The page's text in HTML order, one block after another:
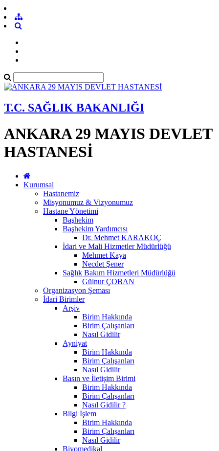
T.C. SAĞLIK BAKANLIĞI
ANKARA 29 MAYIS DEVLET
HASTANESİ
Kurumsal
Hastanemiz
Misyonumuz & Vizyonumuz
Hastane Yönetimi
Başhekim
Başhekim Yardımcısı
Dr. Mehmet KARAKOÇ
İdari ve Mali Hizmetler Müdürlüğü
Mehmet Kaya
Necdet Şener
Sağlık Bakım Hizmetleri Müdürlüğü
Gülnur ÇOBAN
Organizasyon Şeması
İdari Birimler
Arşiv
Birim Hakkında
Birim Çalışanları
Nasıl Gidilir
Ayniyat
Birim Hakkında
Birim Çalışanları
Nasıl Gidilir
Basın ve İletişim Birimi
Birim Hakkında
Birim Çalışanları
Nasıl Gidilir ?
Bilgi İşlem
Birim Hakkında
Birim Çalışanları
Nasıl Gidilir
Biyomedikal